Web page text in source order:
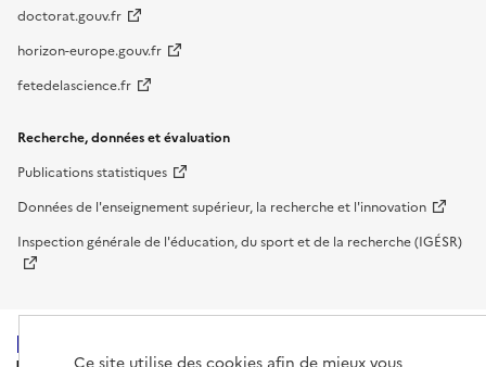
doctorat.gouv.fr
horizon-europe.gouv.fr
fetedelascience.fr
Recherche, données et évaluation
Publications statistiques
Données de l'enseignement supérieur, la recherche et l'innovation
Inspection générale de l'éducation, du sport et de la recherche (IGÉSR)